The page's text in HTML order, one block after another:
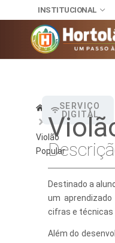
INSTITUCIONAL
Home
Violão
Popular
SERVIÇO
DIGITAL
Destinado a
um
cifras e técnicas
Além do